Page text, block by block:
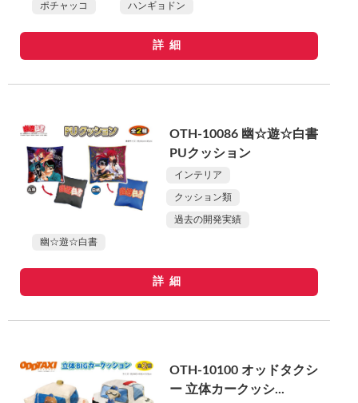
ポチャッコ ハンギョドン
詳細
OTH-10086 幽☆遊☆白書
PUクッション
インテリア
クッション類
過去の開発実績
幽☆遊☆白書
詳細
OTH-10100 オッドタクシ
ー 立体カークッシ...